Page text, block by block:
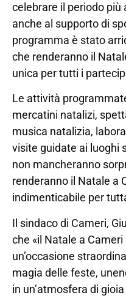
celebrare il periodo più
anche al supporto di
programma è stato
che renderanno il
unica per tutti i
Le attività
mercatini natalizi,
musica natalizia,
visite guidate ai luoghi
non mancheranno
renderanno il Natale a
indimenticabile per
Il sindaco di Cameri,
che «il Natale a
un’occasione
magia delle feste,
in un’atmosfera di